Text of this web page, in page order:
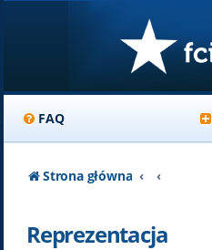
FAQ
Strona główna
Reprezentacja